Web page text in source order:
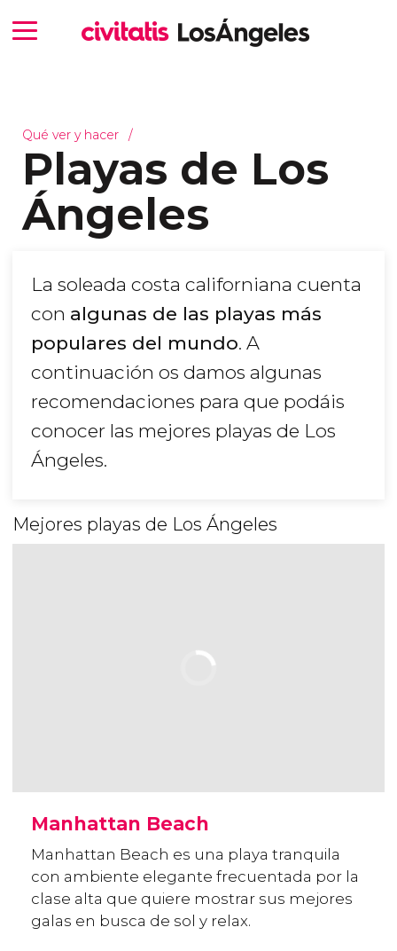
Qué ver y hacer
Playas de Los
Ángeles
La soleada costa californiana cuenta
con algunas de las playas más
populares del mundo. A
continuación os damos algunas
recomendaciones para que podáis
conocer las mejores playas de Los
Ángeles.
Mejores playas de Los Ángeles
Manhattan Beach
Manhattan Beach es una playa tranquila
con ambiente elegante frecuentada por la
clase alta que quiere mostrar sus mejores
galas en busca de sol y relax.